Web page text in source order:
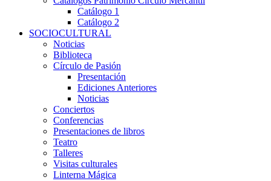
Catálogo 1
Catálogo 2
SOCIOCULTURAL
Noticias
Biblioteca
Círculo de Pasión
Presentación
Ediciones Anteriores
Noticias
Conciertos
Conferencias
Presentaciones de libros
Teatro
Talleres
Visitas culturales
Linterna Mágica